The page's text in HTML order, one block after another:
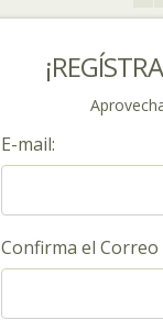
E-mail:
Confirma el Correo